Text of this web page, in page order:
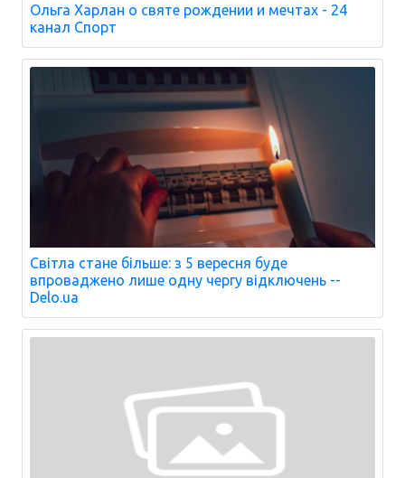
Ольга Харлан о святе рождении и мечтах - 24
канал Спорт
Світла стане більше: з 5 вересня буде
впроваджено лише одну чергу відключень --
Delo.ua